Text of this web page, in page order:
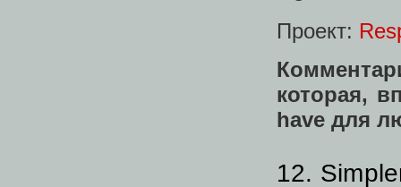
Проект:
которая,
have для
12.